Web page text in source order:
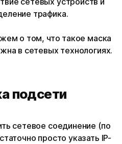
трафика.
о том, что такое маска
в сетевых технологиях.
подсети
сетевое соединение (по
просто указать IP-